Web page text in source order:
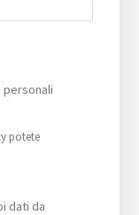
potete
dati da